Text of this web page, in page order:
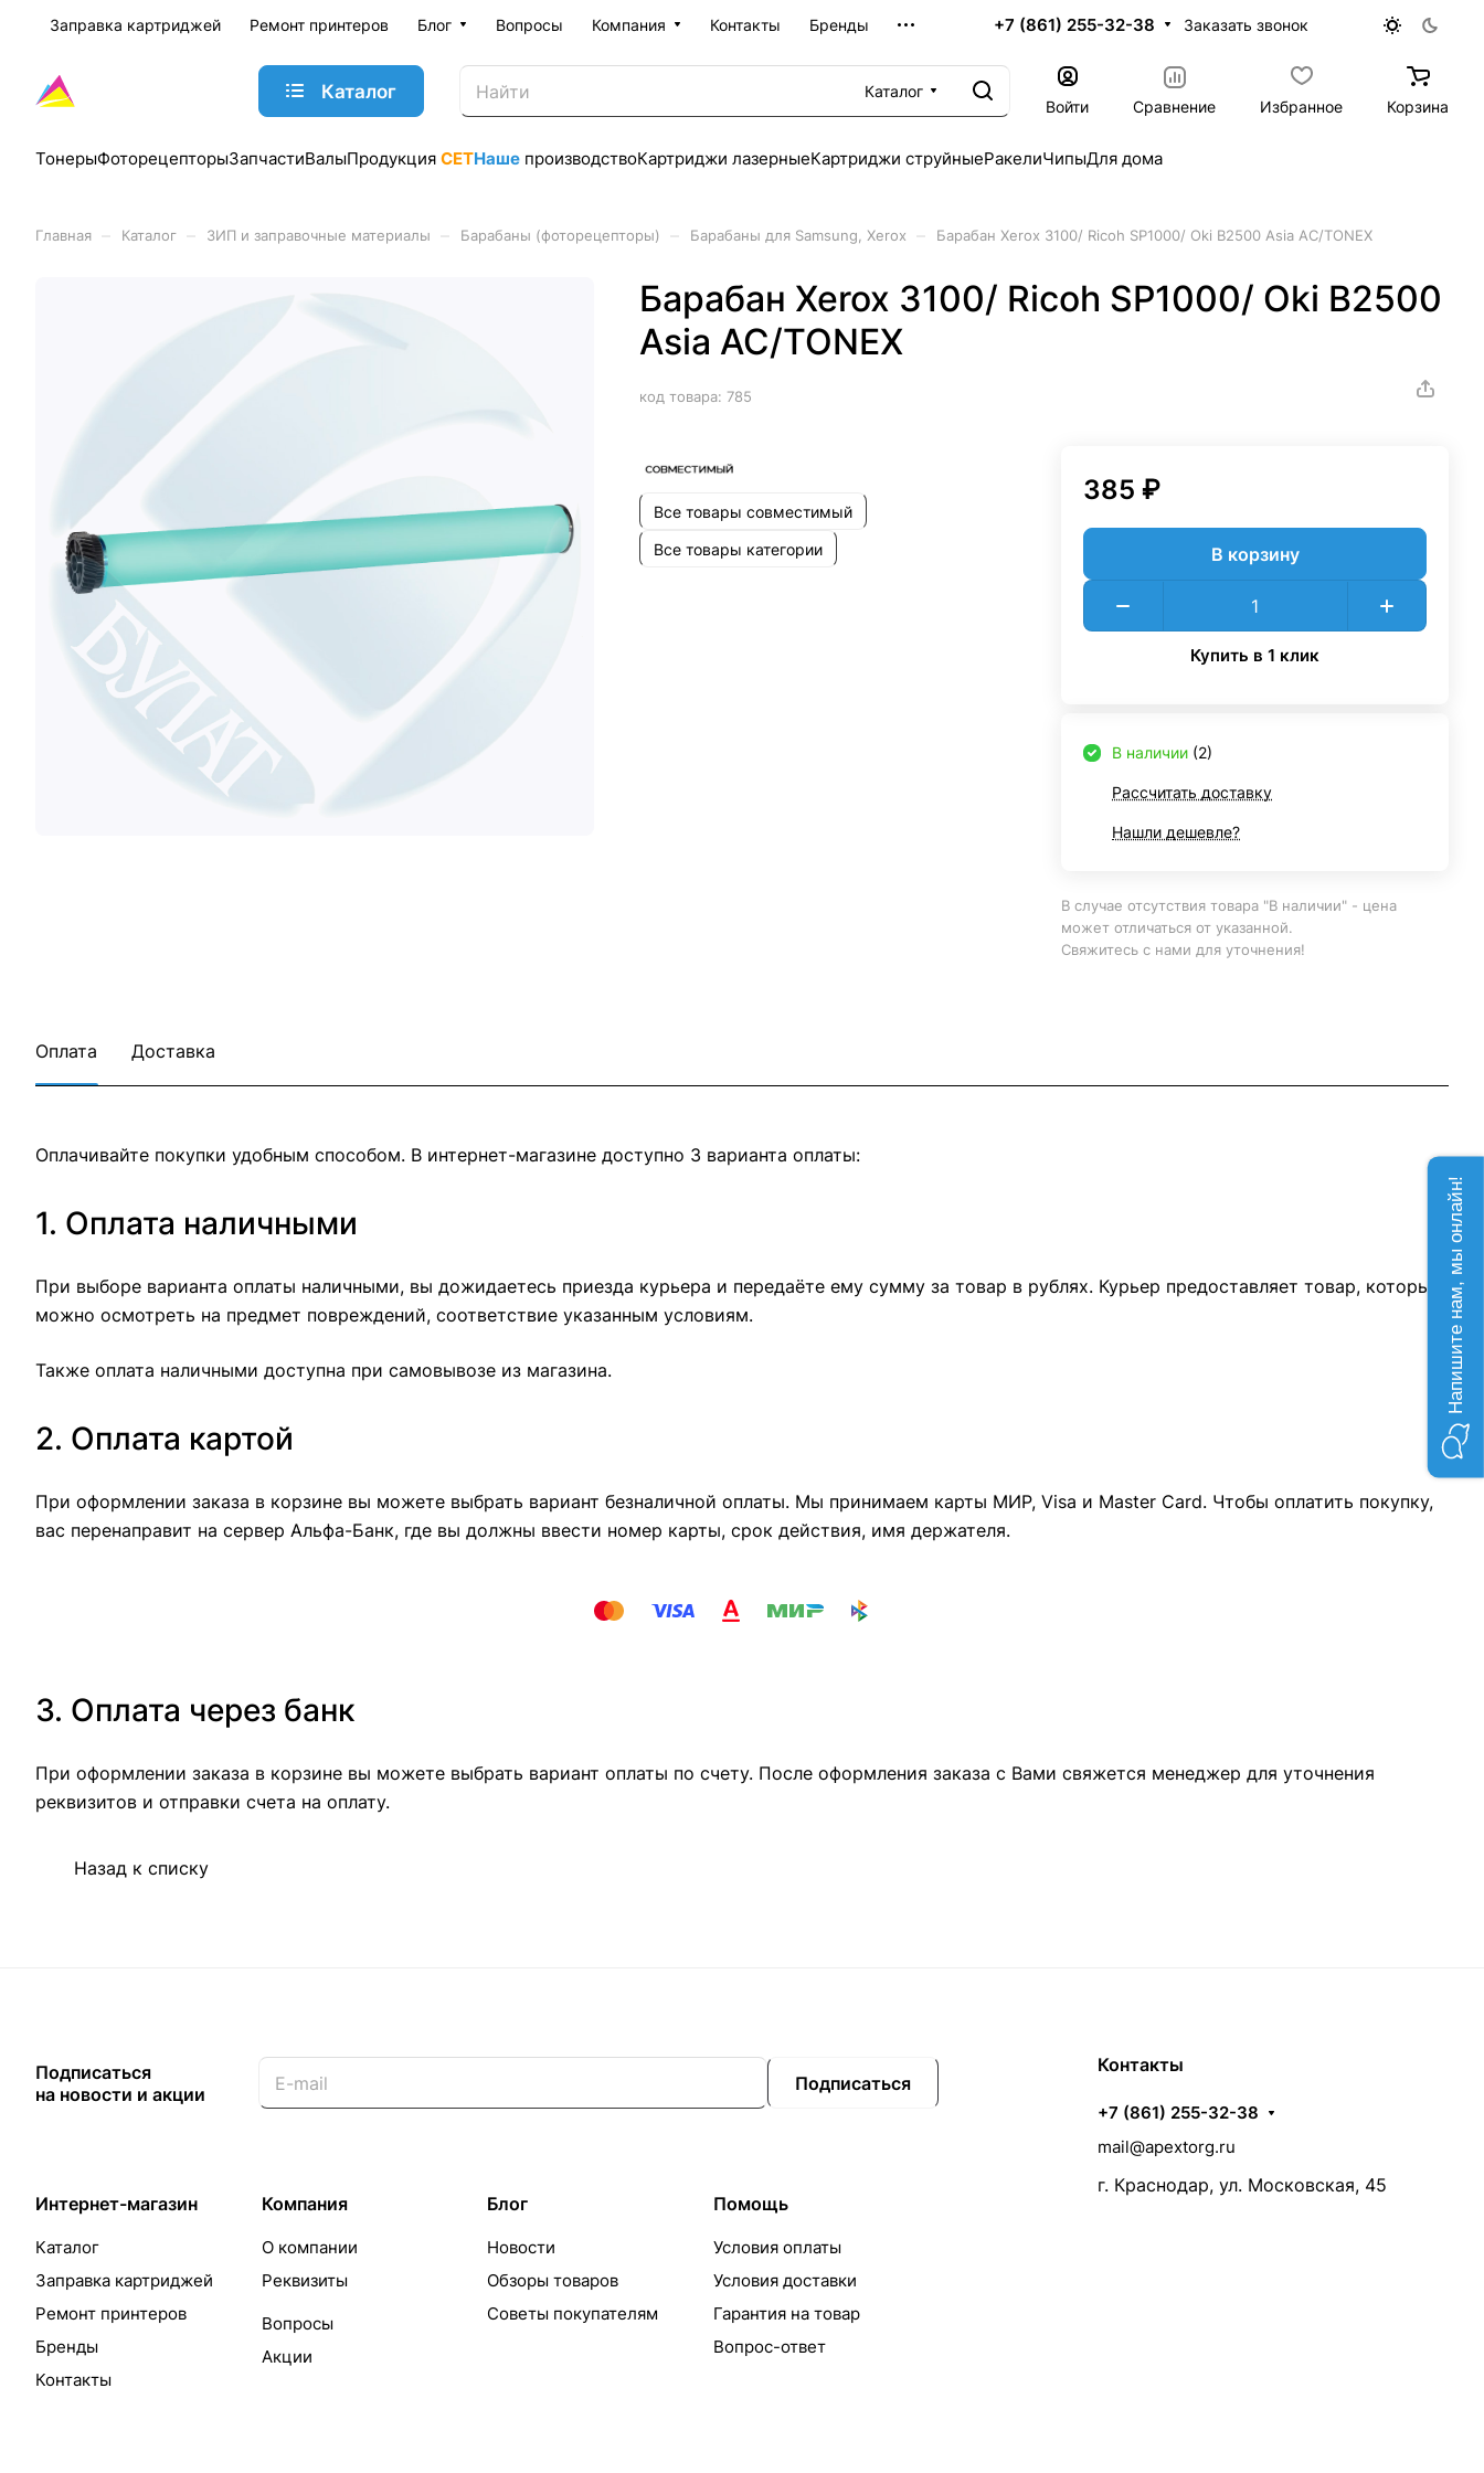
Заправка картриджей Ремонт принтеров Блог Вопросы Компания Контакты Бренды +7 (861) 255-32-38 Заказать звонок
Каталог
Каталог
Войти
Сравнение Избранное Корзина
ТонерыФоторецепторыЗапчастиВалыПродукция CETНаше производствоКартриджи лазерныеКартриджи струйныеРакелиЧипыДля дома
Главная Каталог ЗИП и заправочные материалы Барабаны (фоторецепторы) Барабаны для Samsung, Xerox Барабан Xerox 3100/ Ricoh SP1000/ Oki B2500 Asia AC/TONEX
Барабан Xerox 3100/ Ricoh SP1000/ Oki B2500
Asia AC/TONEX
код товара: 785
Все товары совместимый
Все товары категории
385 ₽
В корзину
Купить в 1 клик
В наличии (2)
Рассчитать доставку
Нашли дешевле?
В случае отсутствия товара "В наличии" - цена
может отличаться от указанной.
Свяжитесь с нами для уточнения!
Оплата Доставка
Оплачивайте покупки удобным способом. В интернет-магазине доступно 3 варианта оплаты:
1. Оплата наличными
При выборе варианта оплаты наличными, вы дожидаетесь приезда курьера и передаёте ему сумму за товар в рублях. Курьер предоставляет товар, который
можно осмотреть на предмет повреждений, соответствие указанным условиям.
Также оплата наличными доступна при самовывозе из магазина.
2. Оплата картой
При оформлении заказа в корзине вы можете выбрать вариант безналичной оплаты. Мы принимаем карты МИР, Visa и Master Card. Чтобы оплатить покупку,
вас перенаправит на сервер Альфа-Банк, где вы должны ввести номер карты, срок действия, имя держателя.
3. Оплата через банк
При оформлении заказа в корзине вы можете выбрать вариант оплаты по счету. После оформления заказа с Вами свяжется менеджер для уточнения
реквизитов и отправки счета на оплату.
Назад к списку
Подписаться
на новости и акции
Подписаться
Интернет-магазин
Каталог
Заправка картриджей
Ремонт принтеров
Бренды
Контакты
Компания
О компании
Реквизиты
Вопросы
Акции
Блог
Новости
Обзоры товаров
Советы покупателям
Помощь
Условия оплаты
Условия доставки
Гарантия на товар
Вопрос-ответ
Контакты
+7 (861) 255-32-38
mail@apextorg.ru
г. Краснодар, ул. Московская, 45
Напишите нам, мы онлайн!